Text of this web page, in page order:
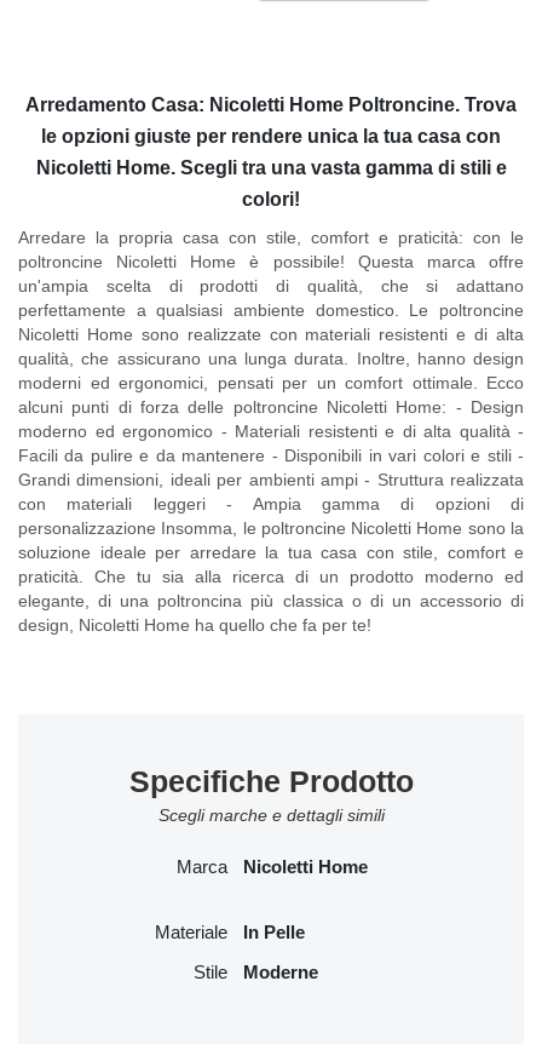
Arredamento Casa: Nicoletti Home Poltroncine. Trova
le opzioni giuste per rendere unica la tua casa con
Nicoletti Home. Scegli tra una vasta gamma di stili e
colori!
Arredare la propria casa con stile, comfort e praticità: con le
poltroncine Nicoletti Home è possibile! Questa marca offre
un'ampia scelta di prodotti di qualità, che si adattano
perfettamente a qualsiasi ambiente domestico. Le poltroncine
Nicoletti Home sono realizzate con materiali resistenti e di alta
qualità, che assicurano una lunga durata. Inoltre, hanno design
moderni ed ergonomici, pensati per un comfort ottimale. Ecco
alcuni punti di forza delle poltroncine Nicoletti Home: - Design
moderno ed ergonomico - Materiali resistenti e di alta qualità -
Facili da pulire e da mantenere - Disponibili in vari colori e stili -
Grandi dimensioni, ideali per ambienti ampi - Struttura realizzata
con materiali leggeri - Ampia gamma di opzioni di
personalizzazione Insomma, le poltroncine Nicoletti Home sono la
soluzione ideale per arredare la tua casa con stile, comfort e
praticità. Che tu sia alla ricerca di un prodotto moderno ed
elegante, di una poltroncina più classica o di un accessorio di
design, Nicoletti Home ha quello che fa per te!
Specifiche Prodotto
Scegli marche e dettagli simili
Marca Nicoletti Home
Materiale In Pelle
Stile Moderne